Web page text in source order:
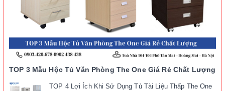
TOP 3 Mẫu Hộc Tủ Văn Phòng The One Giá Rẻ Chất Lượng
TOP 4 Lợi Ích Khi Sử Dụng Tủ Tài Liệu Thấp The One